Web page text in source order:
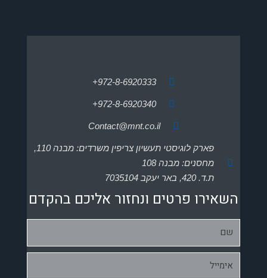
972-8-6920333+
972-8-6920340+
Contact@mnt.co.il
פארק לוגיסטי תעשיון צריפין משרדים: מבנה 110,
מחסנים: מבנה 108
ת.ד. 420, באר יעקב 7035104
השאירו פרטים ונחזור אליכם בהקדם